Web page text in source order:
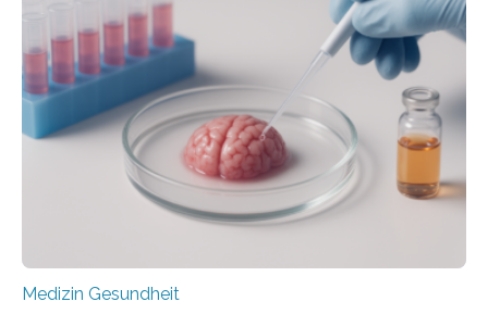
der Hypertrophen Kardiomyopathie (HCM) versagen
kann und wie sich durch eine Verringerung der
Herzbelastung und des oxidativen Stresses
Rhythmusstörungen reduzieren lassen. Würzburg. Die
hypertrophe Kardiomyopathie (HCM) ist die häufigste
erblich bedingte Herzerkrankung. Sie führt dazu, dass
sich die linke Herzkammer verdickt, der Herzmuskel zu
stark kontrahiert…
Medizin Gesundheit